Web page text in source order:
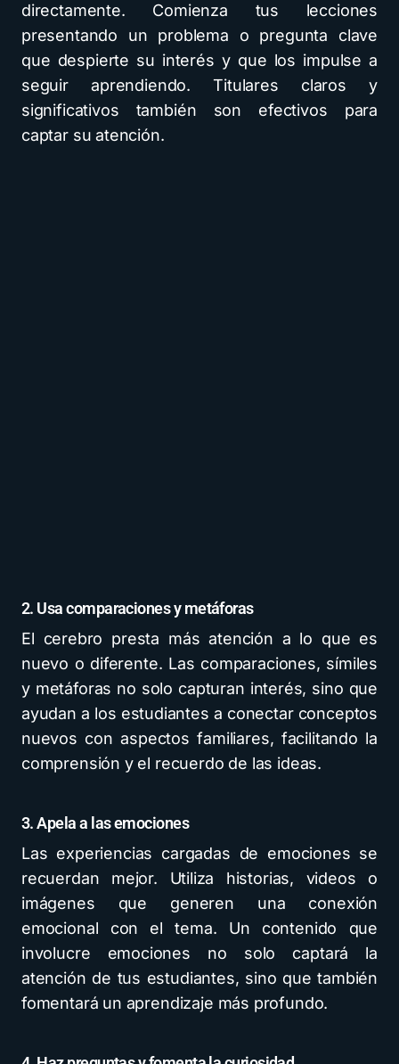
directamente. Comienza tus lecciones
presentando un problema o pregunta clave
que despierte su interés y que los impulse a
seguir aprendiendo. Titulares claros y
significativos también son efectivos para
captar su atención.
2. Usa comparaciones y metáforas
El cerebro presta más atención a lo que es
nuevo o diferente. Las comparaciones, símiles
y metáforas no solo capturan interés, sino que
ayudan a los estudiantes a conectar conceptos
nuevos con aspectos familiares, facilitando la
comprensión y el recuerdo de las ideas.
3. Apela a las emociones
Las experiencias cargadas de emociones se
recuerdan mejor. Utiliza historias, videos o
imágenes que generen una conexión
emocional con el tema. Un contenido que
involucre emociones no solo captará la
atención de tus estudiantes, sino que también
fomentará un aprendizaje más profundo.